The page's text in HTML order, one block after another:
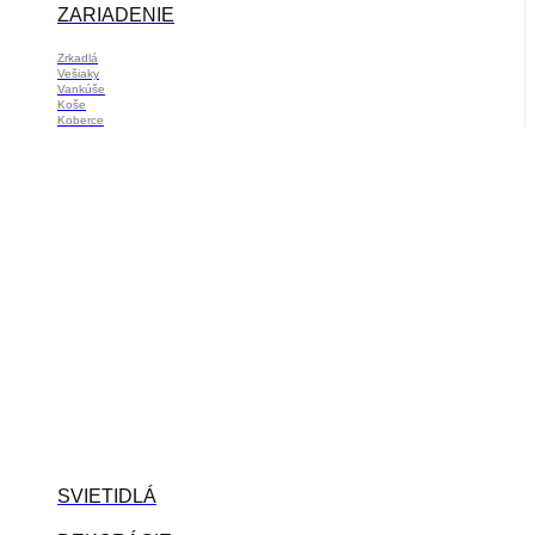
ZARIADENIE
Zrkadlá
Vešiaky
Vankúše
Koše
Koberce
SVIETIDLÁ